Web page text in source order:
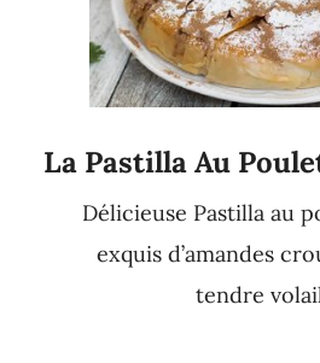
La Pastilla Au
Délicieuse Pastilla au
exquis d’amandes
tendre